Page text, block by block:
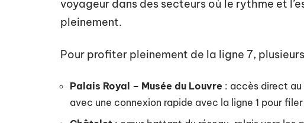
voyageur dans des secteurs où le rythme et
pleinement.
Pour profiter pleinement de la ligne 7,
Palais Royal – Musée du Louvre : accès direct au
avec une connexion rapide avec la ligne 1 pour